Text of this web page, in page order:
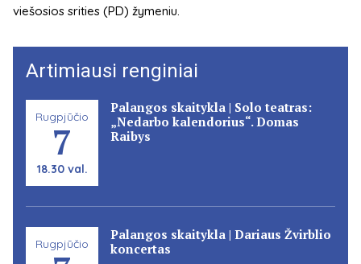
viešosios srities (PD) žymeniu.
Artimiausi renginiai
Rugpjūčio
7
18.30 val.
Palangos skaitykla | Solo teatras:
„Nedarbo kalendorius“. Domas
Raibys
Rugpjūčio
Palangos skaitykla | Dariaus Žvirblio
koncertas